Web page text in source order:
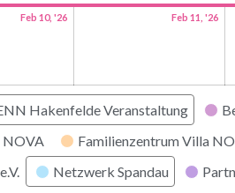
Feb 10, '26 Feb 11, '26
Hakenfelde Veranstaltung
NOVA Familienzentrum Villa
Netzwerk Spandau